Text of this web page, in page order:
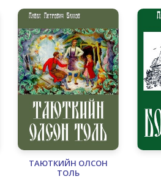
ТАЮТКИЙН ОЛСОН
ТОЛЬ